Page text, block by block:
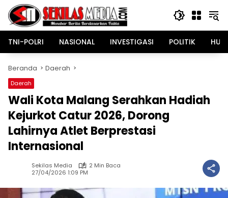
Langsung
konten
TNI-POLRI
NASIONAL INVESTIGASI POLITIK
Beranda Daerah
Daerah
Wali Kota Malang Serahkan Hadiah
Kejurkot Catur 2026, Dorong
Lahirnya Atlet Berprestasi
Internasional
Sekilas Media
2 Min Baca
27/04/2026 1:09 PM